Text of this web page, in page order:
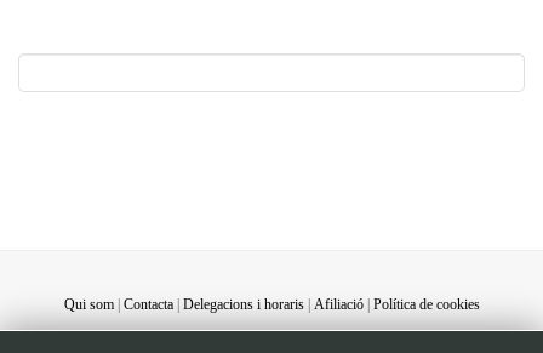
Qui som| Contacta| Delegacions i horaris| Afiliació| Política de cookies